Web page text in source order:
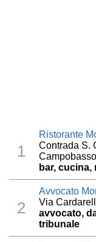
1
Ristorante
Contrada S.
Campobasso
bar,
2
Avvocato
Via
avvocato,
tribunale